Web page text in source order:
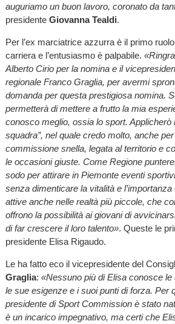
auguriamo un buon lavoro, coronato da
presidente Giovanna Tealdi.
Per l’ex marciatrice azzurra è il primo
carriera e l’entusiasmo è palpabile.
Alberto Cirio per la nomina e il
regionale Franco Graglia, per avermi
domanda per questa prestigiosa nomina.
permetterà di mettere a frutto la mia
conosco meglio, ossia lo sport. Applicherò
squadra”, nel quale credo molto, anche
commissione snella, legata al territorio e
le occasioni giuste. Come Regione
sodo per attirare in Piemonte eventi
senza dimenticare la vitalità e
attive anche nelle realtà più piccole, che
offrono la possibilità ai giovani di
di far crescere il loro talento». Queste le
presidente Elisa Rigaudo.
Le ha fatto eco il vicepresidente del
Graglia: «Nessuno più di Elisa conosce le
le sue esigenze e i suoi punti di forza. Per
presidente di Sport Commission è stato
è un incarico impegnativo, ma certi che